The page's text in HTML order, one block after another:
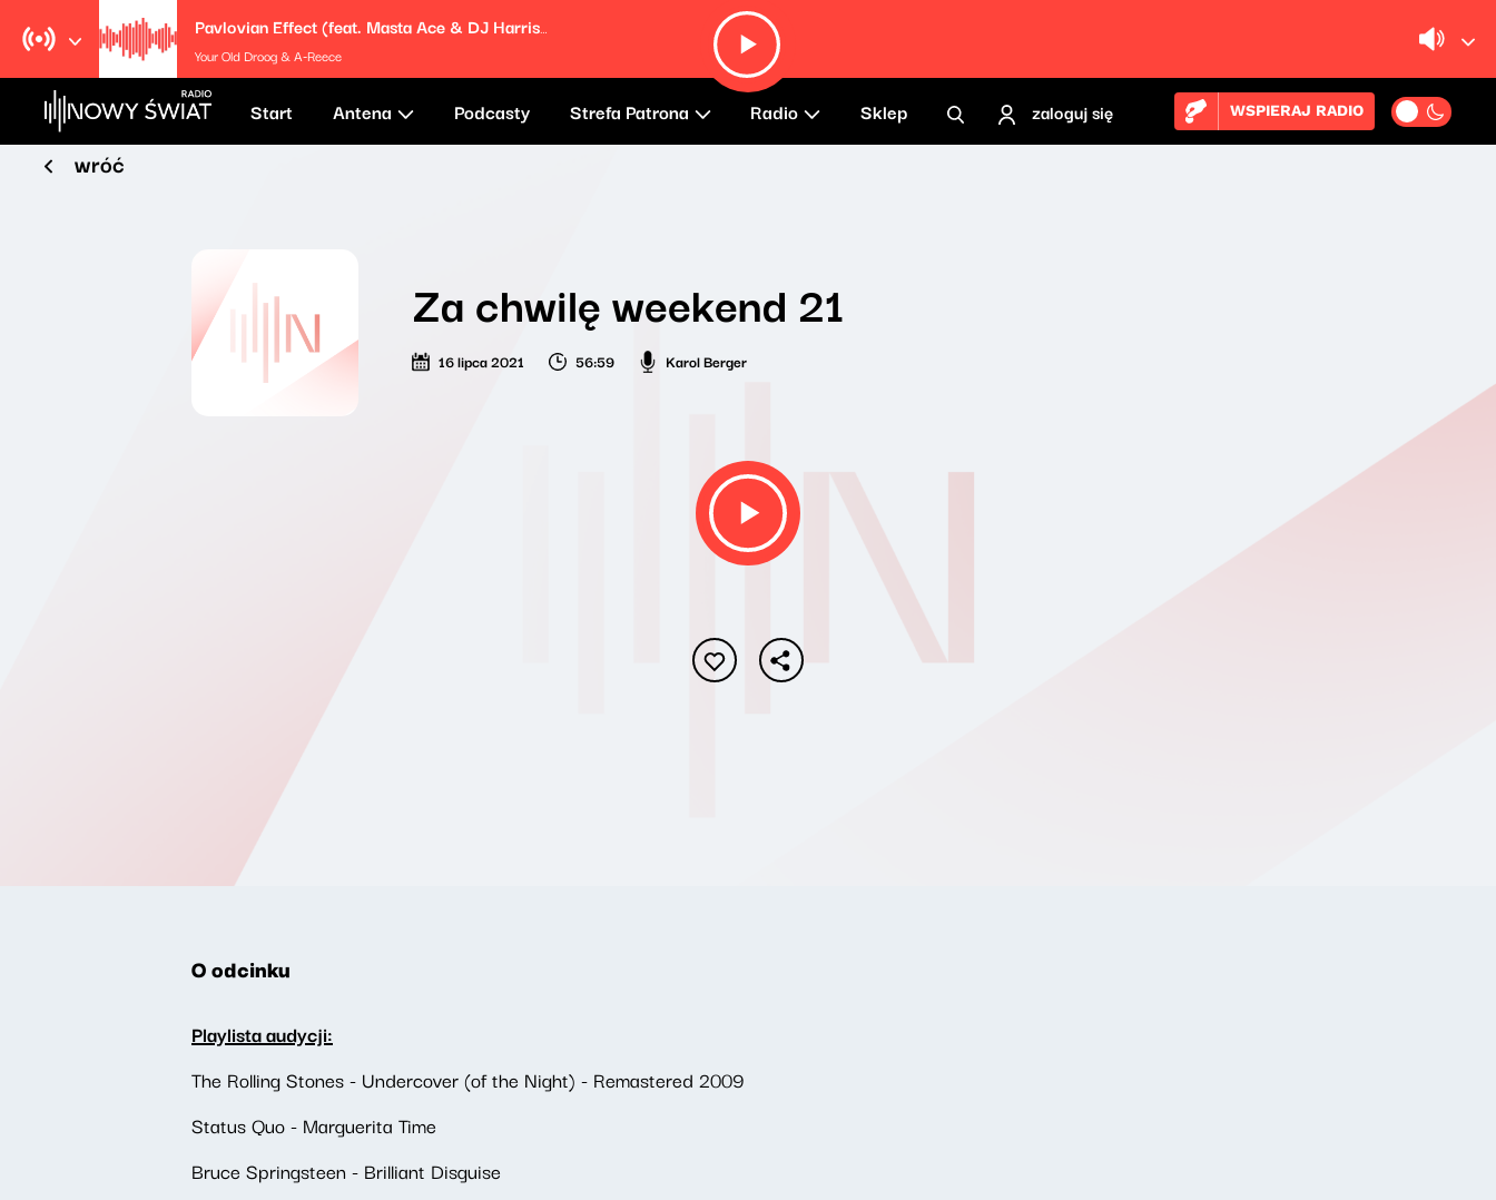
Pavlovian Effect (feat. Masta Ace & DJ Harrison)
Your Old Droog & A-Reece
Start Antena Podcasty Strefa Patrona Radio Sklep zaloguj się WSPIERAJ RADIO
wróć
Za chwilę weekend 21
16 lipca 2021 56:59 Karol Berger
O odcinku
Playlista audycji:
The Rolling Stones - Undercover (of the Night) - Remastered 2009
Status Quo - Marguerita Time
Bruce Springsteen - Brilliant Disguise